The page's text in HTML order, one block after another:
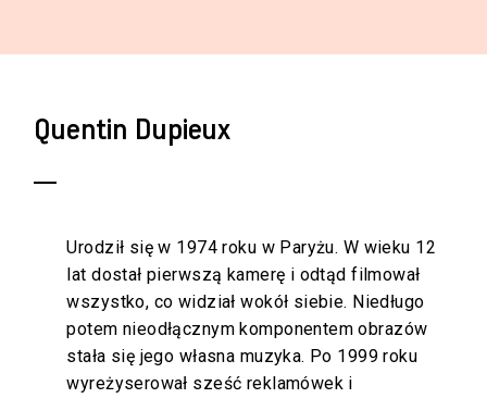
Quentin Dupieux
Urodził się w 1974 roku w Paryżu. W wieku 12
lat dostał pierwszą kamerę i odtąd filmował
wszystko, co widział wokół siebie. Niedługo
potem nieodłącznym komponentem obrazów
stała się jego własna muzyka. Po 1999 roku
wyreżyserował sześć reklamówek i